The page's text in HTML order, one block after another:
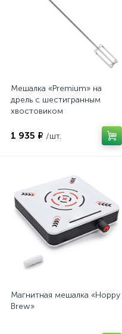
Мешалка «Premium» на
дрель с шестигранным
хвостовиком
1 935 ₽ /шт.
Магнитная мешалка «Hoppy
Brew»